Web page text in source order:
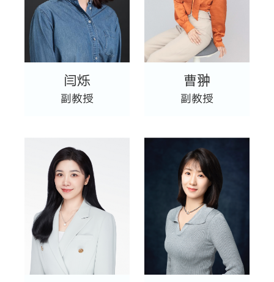
闫烁
副教授
曹翀
副教授